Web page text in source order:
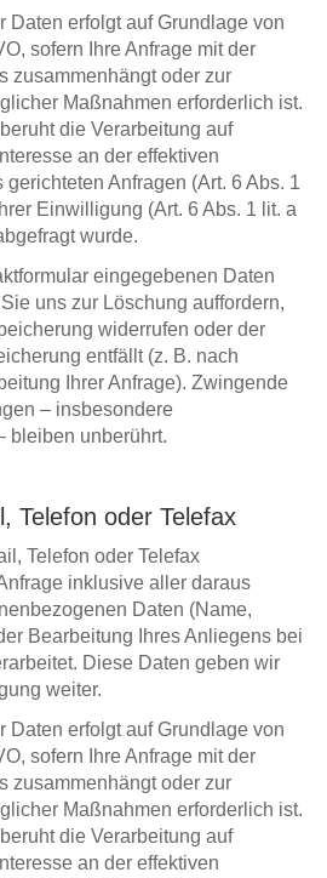
Daten erfolgt auf Grundlage von
sofern Ihre Anfrage mit der
zusammenhängt oder zur
Maßnahmen erforderlich ist.
die Verarbeitung auf
an der effektiven
Anfragen (Art. 6 Abs. 1
Einwilligung (Art. 6 Abs. 1 lit. a
wurde.
eingegebenen Daten
uns zur Löschung auffordern,
widerrufen oder der
entfällt (z. B. nach
Ihrer Anfrage). Zwingende
– insbesondere
bleiben unberührt.
Telefon oder Telefax
Telefon oder Telefax
inklusive aller daraus
Daten (Name,
Bearbeitung Ihres Anliegens bei
Diese Daten geben wir
weiter.
Daten erfolgt auf Grundlage von
sofern Ihre Anfrage mit der
zusammenhängt oder zur
Maßnahmen erforderlich ist.
die Verarbeitung auf
an der effektiven